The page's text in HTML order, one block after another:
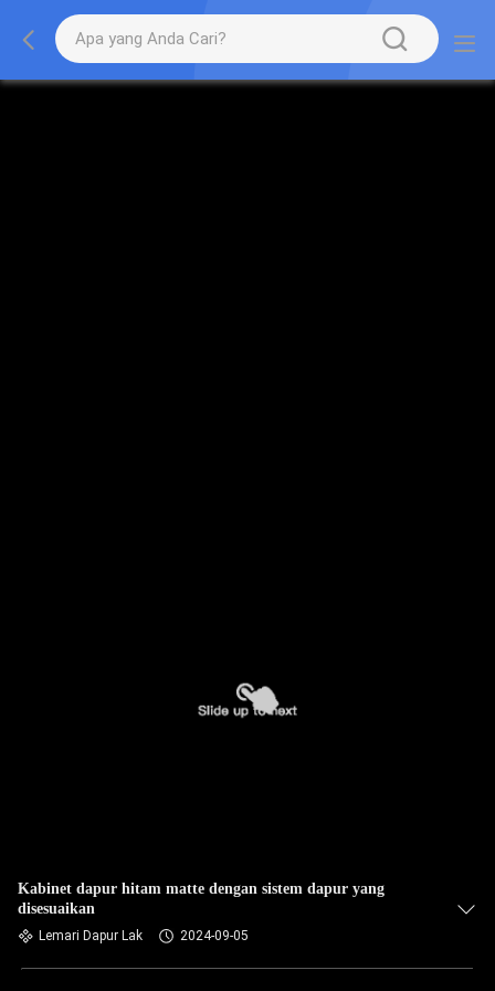
Kabinet dapur hitam matte dengan sistem dapur yang
disesuaikan
Lemari Dapur Lak 2024-09-05